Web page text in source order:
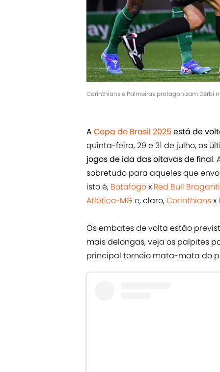
Corinthians e Palmeiras protagonizam Dérbi
A Copa do Brasil 2025 está de
quinta-feira, 29 e 31 de julho, os
jogos de ida das oitavas de final.
sobretudo para aqueles que
isto é, Botafogox Red Bull
Atlético-MG e, claro,Corinthiansx
Os embates de volta estão
mais delongas, veja os palpites
principal torneio mata-mata do